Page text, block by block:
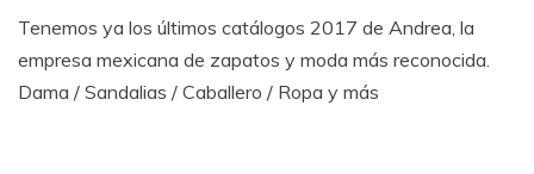
Tenemos ya los últimos catálogos 2017 de Andrea, la
empresa mexicana de zapatos y moda más reconocida.
Dama / Sandalias / Caballero / Ropa y más